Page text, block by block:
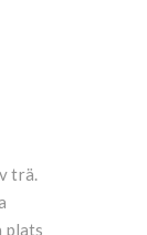
trä.
plats